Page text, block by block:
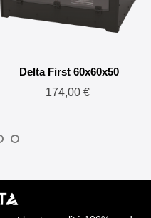
Delta First 60x60x50
174,00 €